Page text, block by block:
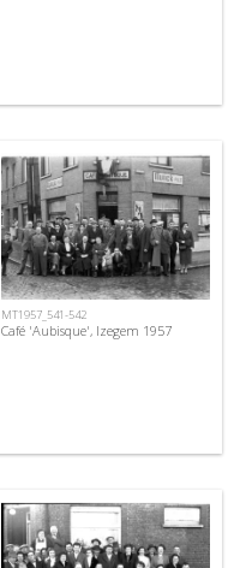
MT1957_541-542
Café 'Aubisque', Izegem 1957